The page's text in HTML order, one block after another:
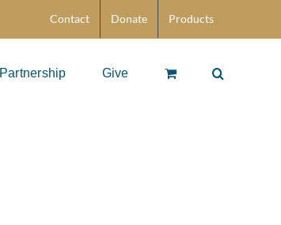
Contact Donate Products
Partnership Give